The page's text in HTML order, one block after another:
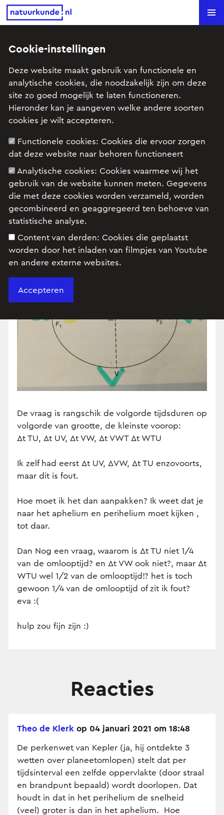
Natuurkunde.nl Search
Terug naar overzicht
tijdsduur
ellipsbaan
evastelde deze vraag op 04 januari 2021 om
18:20.
Er is dus een ellipsvormig baan. De zon staat in
brandpunt F1. Δt TU is de tijd waarin de planeet
traject TU aflegt, Δt TUV is waarin de planeet
De vraag is rangschik de volgorde tijdsduren op
volgorde van grootte, de kleinste voorop:
Δt TU, Δt UV, Δt VW, Δt VWT Δt WTU
Ik zelf had eerst Δt UV, ΔVW, Δt TU enzovoorts,
maar dit is fout.
Hoe moet ik het dan aanpakken? Ik weet dat je
naar het aphelium en perihelium moet kijken ,
tot daar.
Dan Nog een vraag, waarom is Δt TU niet 1/4
van de omlooptijd? en Δt VW ook niet?, maar Δt
WTU wel 1/2 van de omlooptijd!? het is toch
gewoon 1/4 van de omlooptijd of zit ik fout?
eva :(
hulp zou fijn zijn :)
Reacties
Theo de Klerk op 04 januari 2021 om 18:48
De perkenwet van Kepler (ja, hij ontdekte 3
wetten over planeetomlopen) stelt dat per
tijdsinterval een zelfde oppervlakte (door straal
en brandpunt bepaald) wordt doorlopen. Dat
houdt in dat in het perihelium de snelheid
(veel) groter is dan in het aphelium. Hoe
Cookie-instellingen
Deze website maakt gebruik van functionele en
analytische cookies, die noodzakelijk zijn om deze
site zo goed mogelijk te laten functioneren.
Hieronder kan je aangeven welke andere soorten
cookies je wilt accepteren.
Functionele cookies: Cookies die ervoor zorgen
dat deze website naar behoren functioneert
Analytische cookies: Cookies waarmee wij het
gebruik van de website kunnen meten. Gegevens
die met deze cookies worden verzameld, worden
gecombineerd en geaggregeerd ten behoeve van
statistische analyse.
Content van derden: Cookies die geplaatst
worden door het inladen van filmpjes van Youtube
en andere externe websites.